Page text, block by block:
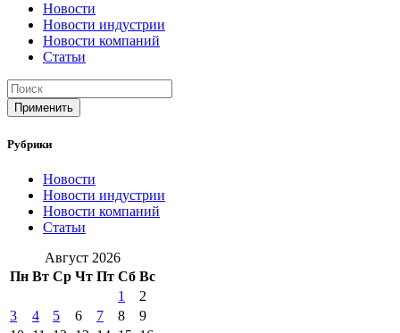
Новости
Новости индустрии
Новости компаний
Статьи
Применить
Рубрики
Новости
Новости индустрии
Новости компаний
Статьи
Август 2026
Пн Вт Ср Чт Пт Сб Вс
1
2
3
4 5 6 7 8
9